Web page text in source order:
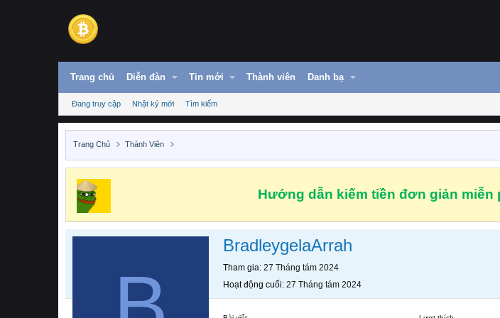
Trang chủ Diễn đàn Tin mới Thành viên Danh bạ
Đang truy cập Nhật ký mới Tìm kiếm
Trang Chủ Thành Viên
Hướng dẫn kiếm tiền đơn giản miễn
BradleygelaArrah
Tham gia 27 Tháng tám 2024
Hoạt động cuối 27 Tháng tám 2024